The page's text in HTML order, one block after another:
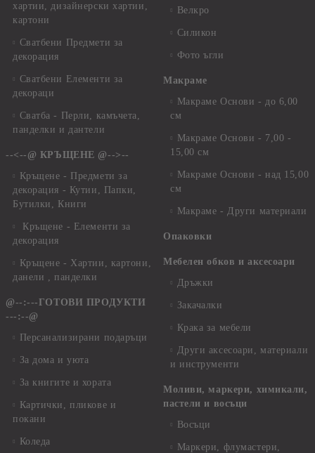
хартии, дизайнерски хартии,
картони
Сватбени Предмети за
декорация
Сватбени Елементи за
декораци
Сватба - Перли, камъчета,
панделки и дантели
--<--@ КРЪЩЕНЕ @-->--
Кръщене - Предмети за
декорация - Кутии, Папки,
Бутилки, Книги
Кръщене - Елементи за
декорация
Кръщене - Хартии, картони,
данели , панделки
@--:---ГОТОВИ ПРОДУКТИ
---:--@
Персанализирани подаръци
За дома и уюта
За книгите и хората
Картички, пликове и
покани
Коледа
Велкро
Силикон
Фото ъгли
Макраме
Макраме Основи - до 6,00
см
Макраме Основи - 7,00 -
15,00 см
Макраме Основи - над 15,00
см
Макраме - Други материали
Опаковки
Мебелен обков и аксесоари
Дръжки
Закачалки
Крака за мебели
Други аксесоари, материали
и инструменти
Моливи, маркери, химикали,
пастели и восъци
Восъци
Маркери, флумастери,